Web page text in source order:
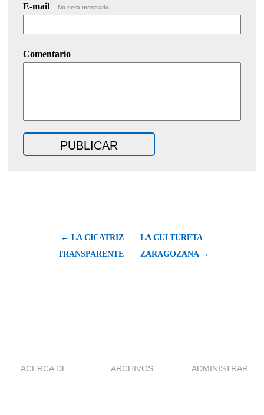
E-mail No será mostrado.
Comentario
← LA CICATRIZ
TRANSPARENTE
LA CULTURETA
ZARAGOZANA →
ACERCA DE ARCHIVOS ADMINISTRAR